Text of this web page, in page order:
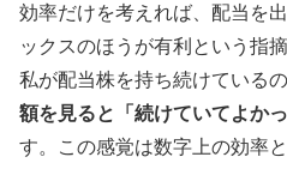
効率だけを考えれば、配当を
ックスのほうが有利という指
私が配当株を持ち続けているの
額を見ると「続けていてよか
す。この感覚は数字上の効率